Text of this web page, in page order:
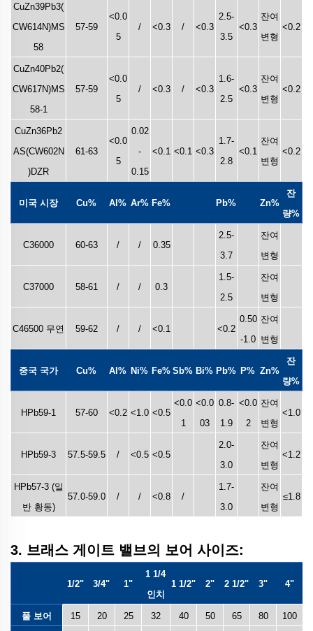
CuZn39Pb3(
CW614N)MS
58
57-59
<0.0
5
/ <0.3 / <0.3
2.5-
3.5
<0.3
잔여
변형
<0.2
CuZn40Pb2(
CW617N)MS
58-1
57-59
<0.0
5
/ <0.3 / <0.3
1.6-
2.5
<0.3
잔여
변형
<0.2
CuZn36Pb2
AS(CW602N
)DZR
61-63
<0.0
5
0.02
-
0.15
<0.1 <0.1 <0.3
1.7-
2.8
<0.1
잔여
변형
<0.2
미국 시장 Cu% Al% Ar% Fe% Pb% Zn%
잔
량%
C36000 60-63 / / 0.35
2.5-
3.7
잔여
변형
C37000 58-61 / / 0.3
1.5-
2.5
잔여
변형
C46500 무연 59-62 / / <0.1 <0.2
0.50
-1.0
잔여
변형
중국 국가 Cu% Al% Ni% Fe% Sb% Bi% Pb% P% Zn%
잔
량%
HPb59-1 57-60 <0.2 <1.0 <0.5
<0.0
1
<0.0
03
0.8-
1.9
<0.0
2
잔여
변형
<1.0
HPb59-3 57.5-59.5 / <0.5 <0.5
2.0-
3.0
잔여
변형
<1.2
HPb57-3 (일
반 황동)
57.0-59.0 / / <0.8 /
1.7-
3.0
잔여
변형
≤1.8
3. 브래스 게이트 밸브의 보어 사이즈:
1/2" 3/4" 1"
1 1/4
인치
1 1/2" 2" 2 1/2" 3" 4"
풀 보어 15 20 25 32 40 50 65 80 100